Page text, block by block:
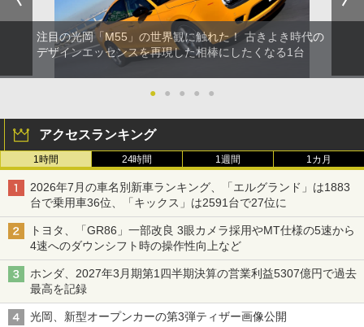
注目の光岡「M55」の世界観に触れた！ 古きよき時代の
デザインエッセンスを再現した相棒にしたくなる1台
● ● ● ● ●
アクセスランキング
1時間 24時間 1週間 1カ月
2026年7月の車名別新車ランキング、「エルグランド」は1883
台で乗用車36位、「キックス」は2591台で27位に
トヨタ、「GR86」一部改良 3眼カメラ採用やMT仕様の5速から
4速へのダウンシフト時の操作性向上など
ホンダ、2027年3月期第1四半期決算の営業利益5307億円で過去
最高を記録
光岡、新型オープンカーの第3弾ティザー画像公開